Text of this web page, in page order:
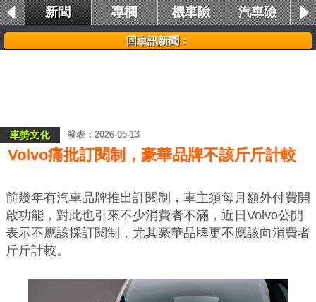
新聞 專欄 機車險
汽車險
租車險
回車訊新聞：
車勢文化 2026-05-13
Volvo痛批訂閱制，豪華品牌不該斤斤計較
前幾年有汽車品牌推出訂閱制，車主須每月額外付費開
啟功能，對此也引來不少消費者不滿，近日Volvo公開
表示不應該採訂閱制，尤其豪華品牌更不應該向消費者
斤斤計較。